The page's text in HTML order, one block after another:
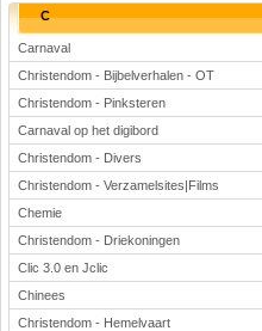
C
Carnaval
Christendom - Bijbelverhalen - OT
Christendom - Pinksteren
Carnaval op het digibord
Christendom - Divers
Christendom - Verzamelsites|Films
Chemie
Christendom - Driekoningen
Clic 3.0 en Jclic
Chinees
Christendom - Hemelvaart